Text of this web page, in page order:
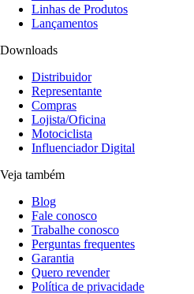
Linhas de Produtos
Lançamentos
Downloads
Distribuidor
Representante
Compras
Lojista/Oficina
Motociclista
Influenciador Digital
Veja também
Blog
Fale conosco
Trabalhe conosco
Perguntas frequentes
Garantia
Quero revender
Política de privacidade